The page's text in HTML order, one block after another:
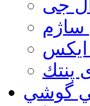
جی
پنتك
گوشي